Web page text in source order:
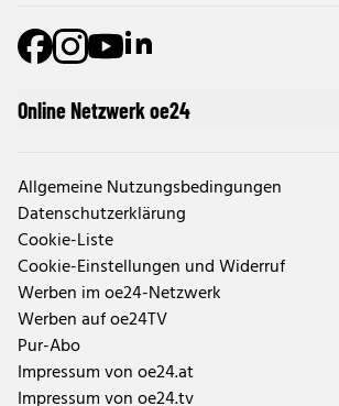
Online Netzwerk oe24
Allgemeine Nutzungsbedingungen
Datenschutzerklärung
Cookie-Liste
Cookie-Einstellungen und Widerruf
Werben im oe24-Netzwerk
Werben auf oe24TV
Pur-Abo
Impressum von oe24.at
Impressum von oe24.tv